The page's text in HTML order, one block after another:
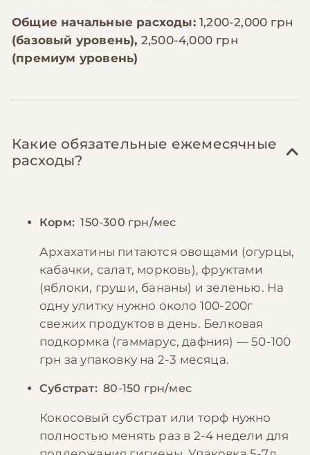
Общие начальные расходы: 1,200-2,000 грн
(базовый уровень), 2,500-4,000 грн
(премиум уровень)
Какие обязательные ежемесячные
расходы?
Корм: 150-300 грн/мес
Архахатины питаются овощами (огурцы,
кабачки, салат, морковь), фруктами
(яблоки, груши, бананы) и зеленью. На
одну улитку нужно около 100-200г
свежих продуктов в день. Белковая
подкормка (гаммарус, дафния) — 50-100
грн за упаковку на 2-3 месяца.
Субстрат: 80-150 грн/мес
Кокосовый субстрат или торф нужно
полностью менять раз в 2-4 недели для